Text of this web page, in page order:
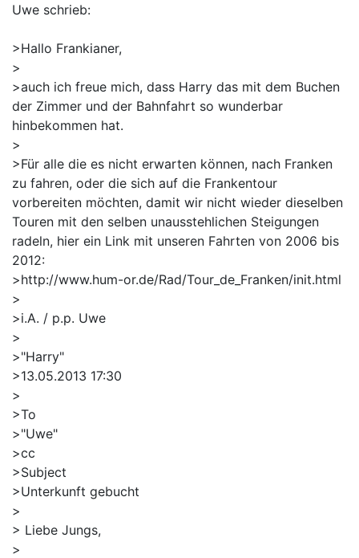
Uwe schrieb:
>Hallo Frankianer,
>
>auch ich freue mich, dass Harry das mit dem Buchen
der Zimmer und der Bahnfahrt so wunderbar
hinbekommen hat.
>
>Für alle die es nicht erwarten können, nach Franken
zu fahren, oder die sich auf die Frankentour
vorbereiten möchten, damit wir nicht wieder dieselben
Touren mit den selben unausstehlichen Steigungen
radeln, hier ein Link mit unseren Fahrten von 2006 bis
2012:
>http://www.hum-or.de/Rad/Tour_de_Franken/init.html
>
>i.A. / p.p. Uwe
>
>"Harry"
>13.05.2013 17:30
>
>To
>"Uwe"
>cc
>Subject
>Unterkunft gebucht
>
> Liebe Jungs,
>